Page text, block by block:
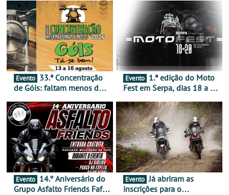
Evento
de Góis: faltam menos de
16 de agosto
Evento
Fest em Serpa, dias 18 a 20
duas rodas invade o Baixo
Alentejo
Evento
Grupo Asfalto Friends Fafe,
Evento Já abriram as
inscrições para o